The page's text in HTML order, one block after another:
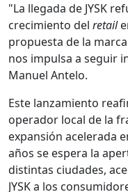
"La llegada de JYSK
crecimiento del retail
propuesta de la
nos impulsa a seguir
Manuel Antelo.
Este lanzamiento
operador local de la
expansión acelerada
años se espera la
distintas ciudades,
JYSK a los